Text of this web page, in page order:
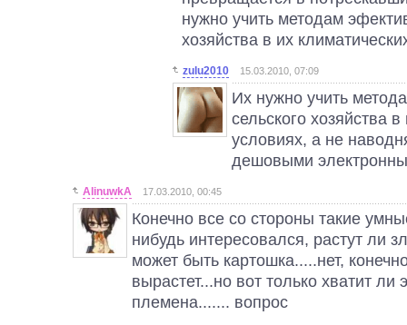
нужно учить методам
хозяйства в их
zulu2010 15.03.2010, 07:09
Их нужно учить
сельского хозяйства
условиях, а не
дешовыми
AlinuwkA 17.03.2010, 00:45
Конечно все со стороны такие
нибудь интересовался, растут ли
может быть картошка.....нет,
вырастет...но вот только хватит ли
племена....... вопрос